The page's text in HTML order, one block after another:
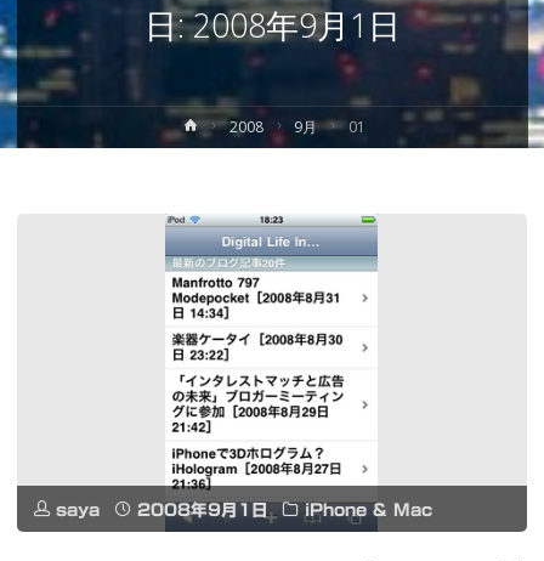
日:2008年9月1日
ホ
ー
2008 9月 01
saya 2008年9月1日 iPhone & Mac